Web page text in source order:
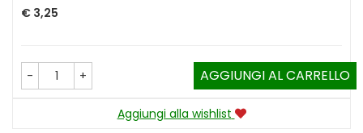
Prezzo
€ 3,25
- + AGGIUNGI AL CARRELLO
Aggiungi alla wishlist